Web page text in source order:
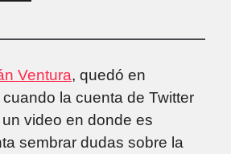
Ventura, quedó en
la cuenta de Twitter
video en donde es
sembrar dudas sobre la